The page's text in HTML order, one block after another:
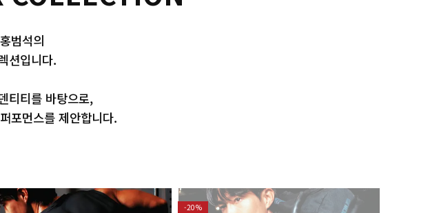
범석의
션입니다.
티티를 바탕으로,
포먼스를 제안합니다.
-20%